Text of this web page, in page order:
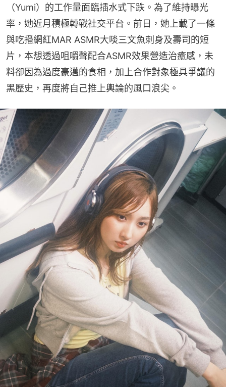
（Yumi）的工作量面臨插水式下跌。為了維持曝光
率，她近月積極轉戰社交平台。前日，她上載了一條
與吃播網紅MAR ASMR大啖三文魚刺身及壽司的短
片，本想透過咀嚼聲配合ASMR效果營造治癒感，未
料卻因為過度豪邁的食相，加上合作對象極具爭議的
黑歷史，再度將自己推上輿論的風口浪尖。